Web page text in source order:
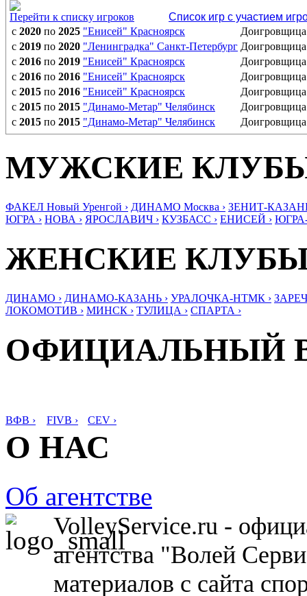
Перейти к списку игроков
Список игр с участием
с 2020 по 2025 "Енисей" Красноярск
Доигровщица
с 2019 по 2020 "Ленинградка" Санкт-Петербург Доигровщица
с 2016 по 2019 "Енисей" Красноярск
Доигровщица
с 2016 по 2016 "Енисей" Красноярск
Доигровщица
с 2015 по 2016 "Енисей" Красноярск
Доигровщица
с 2015 по 2015 "Динамо-Метар" Челябинск
Доигровщица
с 2015 по 2015 "Динамо-Метар" Челябинск Доигровщица
МУЖСКИЕ
ФАКЕЛ Новый Уренгой › ДИНАМО Москва › ЗЕНИТ-
ЮГРА › НОВА › ЯРОСЛАВИЧ › КУЗБАСС › ЕНИСЕЙ ›
ЖЕНСКИЕ
ДИНАМО › ДИНАМО-КАЗАНЬ › УРАЛОЧКА-НТМК ›
ЛОКОМОТИВ › МИНСК › ТУЛИЦА › СПАРТА ›
ОФИЦИАЛЬНЫЙ
ВФВ › FIVB › CEV ›
О НАС
Об агентстве
VolleyService.ru -
агентства "Волей
материалов с сайта